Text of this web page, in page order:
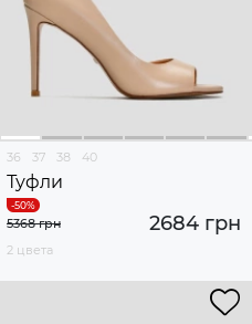
36 37 38 40
Туфли
2684 грн
5368 грн
2 цвета